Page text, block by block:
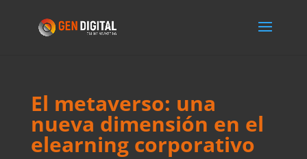
El metaverso: una
nueva dimensión en el
elearning corporativo